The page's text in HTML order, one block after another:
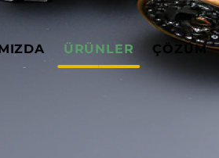
ÜRÜNLER ÇÖZÜM